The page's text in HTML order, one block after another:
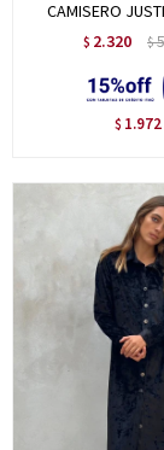
CAMISERO
$ 2.320 $
$ 1.972